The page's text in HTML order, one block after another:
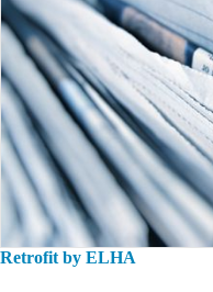
Retrofit by ELHA